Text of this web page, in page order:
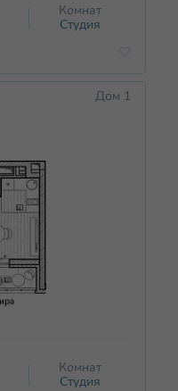
Комнат
Студия
Дом 1
Комнат
Студия